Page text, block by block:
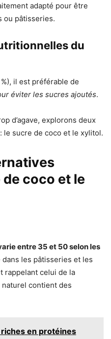
adapté pour être
ou pâtisseries.
du
il est préférable de
éviter les sucres ajoutés.
d’agave, explorons deux
sucre de coco et le xylitol.
coco et le
entre 35 et 50 selon les
les pâtisseries et les
rappelant celui de la
contient des
en protéines